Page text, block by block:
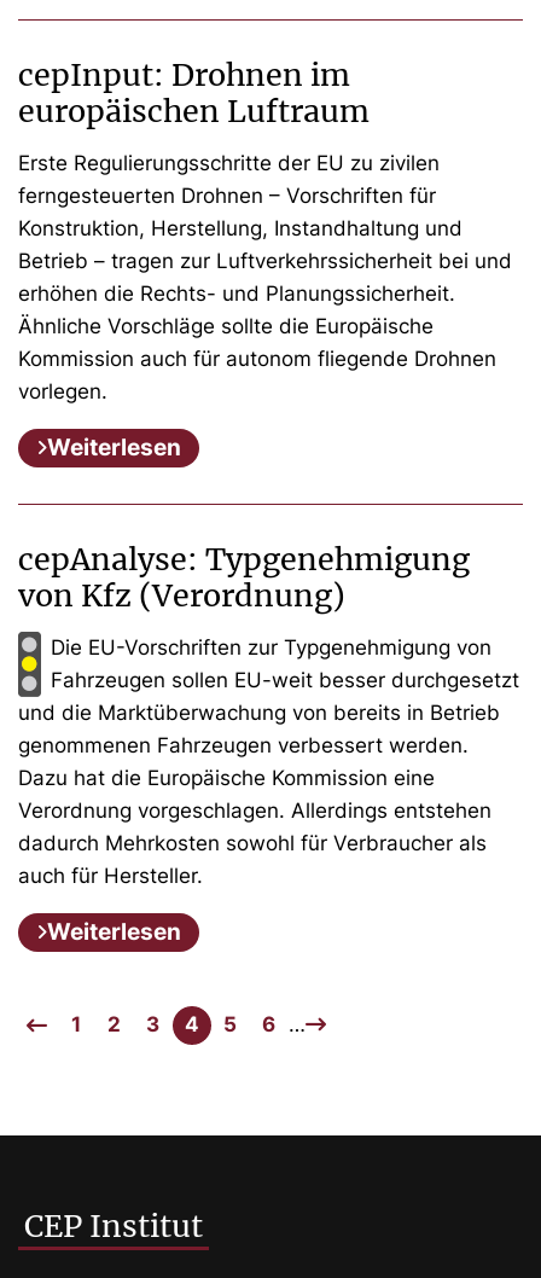
cepInput: Drohnen im
europäischen Luftraum
Erste Regulierungsschritte der EU zu zivilen
ferngesteuerten Drohnen – Vorschriften für
Konstruktion, Herstellung, Instandhaltung und
Betrieb – tragen zur Luftverkehrssicherheit bei und
erhöhen die Rechts- und Planungssicherheit.
Ähnliche Vorschläge sollte die Europäische
Kommission auch für autonom fliegende Drohnen
vorlegen.
Weiterlesen
cepAnalyse: Typgenehmigung
von Kfz (Verordnung)
Die EU-Vorschriften zur Typgenehmigung von
Fahrzeugen sollen EU-weit besser durchgesetzt
und die Marktüberwachung von bereits in Betrieb
genommenen Fahrzeugen verbessert werden.
Dazu hat die Europäische Kommission eine
Verordnung vorgeschlagen. Allerdings entstehen
dadurch Mehrkosten sowohl für Verbraucher als
auch für Hersteller.
Weiterlesen
1 2 3 4 5 6 …
CEP Institut